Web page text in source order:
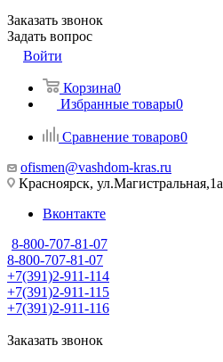
Заказать звонок
Задать вопрос
Войти
Корзина0
Избранные товары0
Сравнение товаров0
ofismen@vashdom-kras.ru
Красноярск, ул.Магистральная,1а
Вконтакте
8-800-707-81-07
8-800-707-81-07
+7(391)2-911-114
+7(391)2-911-115
+7(391)2-911-116
Заказать звонок